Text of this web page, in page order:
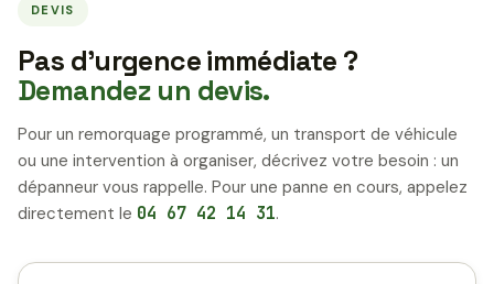
DEVIS
Pas d’urgence immédiate ?
Demandez un devis.
Pour un remorquage programmé, un transport de véhicule
ou une intervention à organiser, décrivez votre besoin : un
dépanneur vous rappelle. Pour une panne en cours, appelez
directement le 04 67 42 14 31.